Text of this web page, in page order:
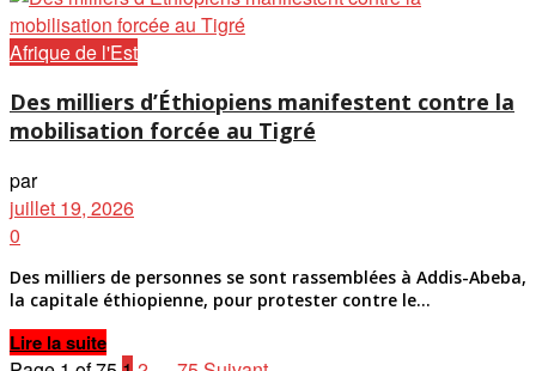
Afrique de l'Est
Des milliers d’Éthiopiens manifestent contre la
mobilisation forcée au Tigré
par
juillet 19, 2026
0
Des milliers de personnes se sont rassemblées à Addis-Abeba,
la capitale éthiopienne, pour protester contre le...
Lire la suiteDetails